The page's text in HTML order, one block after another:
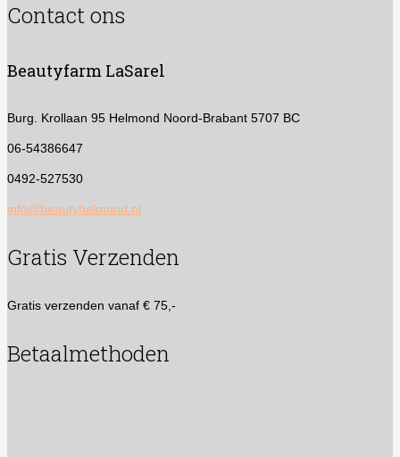
Contact ons
Beautyfarm LaSarel
Burg. Krollaan 95 Helmond Noord-Brabant 5707 BC
06-54386647
0492-527530
info@beautyhelmond.nl
Gratis Verzenden
Gratis verzenden vanaf € 75,-
Betaalmethoden